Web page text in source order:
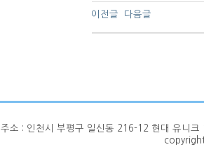
이전글 다음글
주소 : 인천시 부평구 일신동 216-12 현대 유니